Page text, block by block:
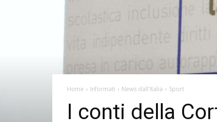
Home Informati News dall'Italia Sport
I conti della